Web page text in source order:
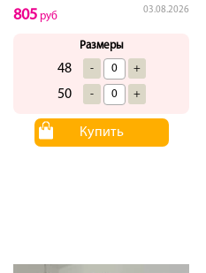
03.08.2026
805 руб
Размеры
48 - +
50 - +
Купить